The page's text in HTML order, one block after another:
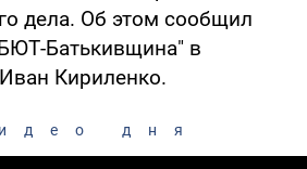
дела. Об этом сообщил
Батькивщина" в
Кириленко.
дня